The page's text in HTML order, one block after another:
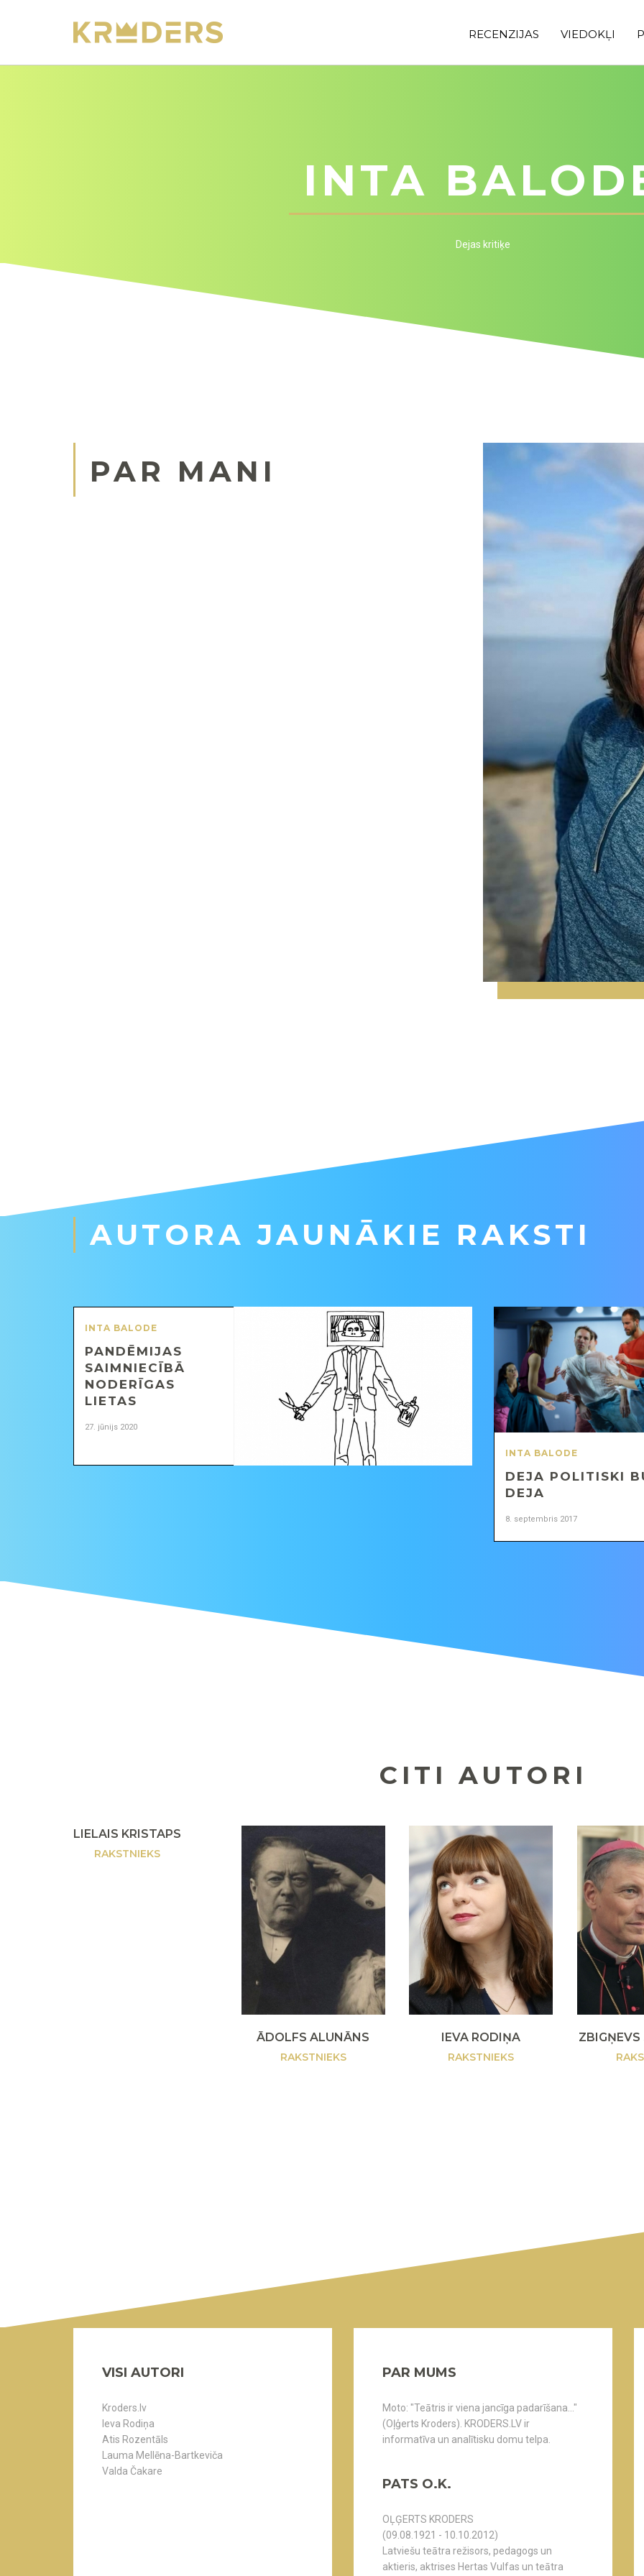
RECENZIJAS VIEDOKĻI
INTA
Dejas kritiķe
PAR MANI
AUTORA JAUNĀKIE RAKSTI
INTA BALODE
PANDĒMIJAS
SAIMNIECĪBĀ
NODERĪGAS
LIETAS
27. jūnijs 2020
INTA BALODE
DEJA POLITISKI
DEJA
8. septembris 2017
CITI AUTORI
LIELAIS KRISTAPS
RAKSTNIEKS
ĀDOLFS ALUNĀNS
RAKSTNIEKS
IEVA RODIŅA
RAKSTNIEKS
ZBIGŅEVS
VISI AUTORI
Kroders.lv
Ieva Rodiņa
Atis Rozentāls
Lauma Mellēna-Bartkeviča
Valda Čakare
PAR MUMS
Moto: "Teātris ir viena jancīga padarīšana..."
(Oļģerts Kroders). KRODERS.LV ir
informatīva un analītisku domu telpa.
PATS O.K.
OĻĢERTS KRODERS
(09.08.1921 - 10.10.2012)
Latviešu teātra režisors, pedagogs un
aktieris, aktrises Hertas Vulfas un teātra